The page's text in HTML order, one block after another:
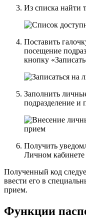
Из списка найти
Поставить
посещение
кнопку
Заполнить
подразделение и
Получить
Личном
Полученный код
ввести его в
прием.
Функции